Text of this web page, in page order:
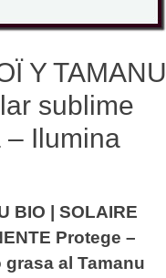
Y TAMANU
sublime
– Ilumina
BIO | SOLAIRE
Protege –
al Tamanu